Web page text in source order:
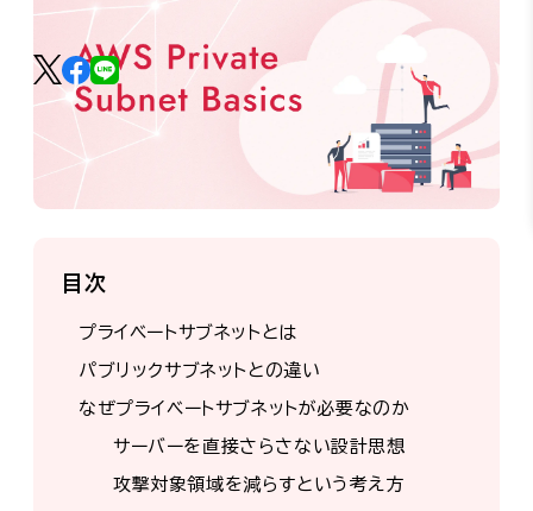
目次
プライベートサブネットとは
パブリックサブネットとの違い
なぜプライベートサブネットが必要なのか
サーバーを直接さらさない設計思想
攻撃対象領域を減らすという考え方